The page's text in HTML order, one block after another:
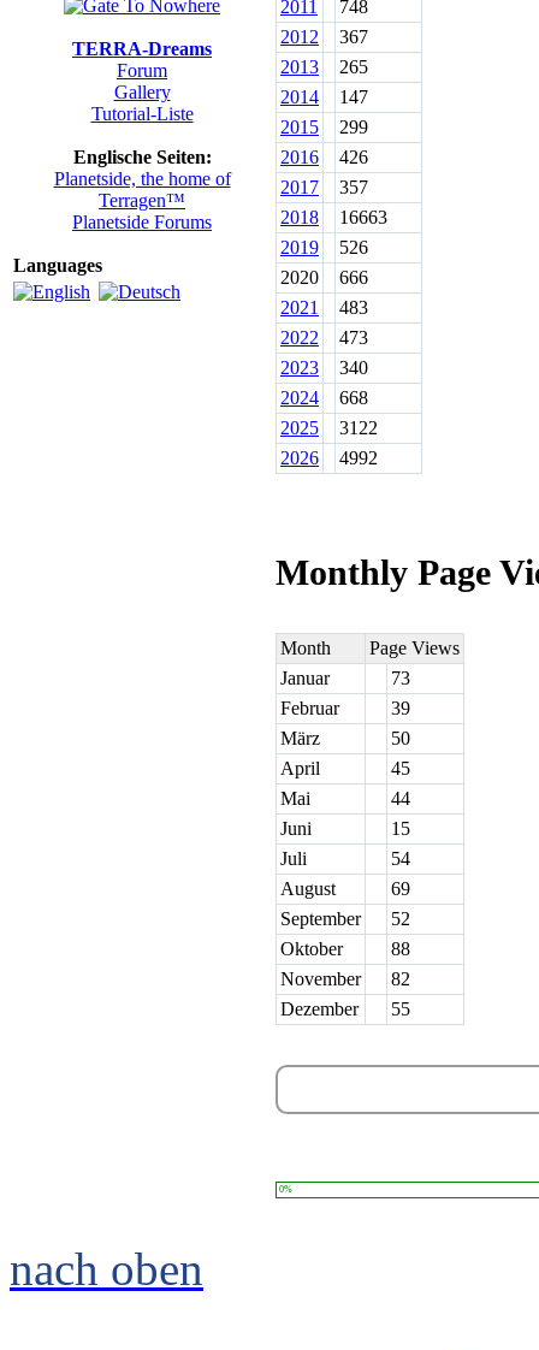
TERRA-Dreams
Forum
Gallery
Tutorial-Liste
Englische Seiten:
Planetside, the home of
Terragen™
Planetside Forums
Languages
2011
748
2012
367
2013
265
2014
147
2015
299
2016
426
2017
357
2018
16663
2019
526
2020
666
2021
483
2022
473
2023
340
2024
668
2025
3122
2026
4992
Monthly Page
Month
Page Views
Januar
73
Februar
39
März
50
April
45
Mai
44
Juni
15
Juli
54
August
69
September
52
Oktober
88
November
82
Dezember
55
0%
nach oben